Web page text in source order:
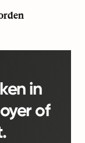
in
of